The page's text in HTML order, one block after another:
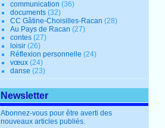
communication (36)
documents (32)
CC Gâtine-Choisilles-Racan (28)
Au Pays de Racan (27)
contes (27)
loisir (26)
Réflexion personnelle (24)
vœux (24)
danse (23)
Newsletter
Abonnez-vous pour être averti des
nouveaux articles publiés.